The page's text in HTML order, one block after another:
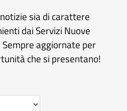
sia di carattere
dai Servizi Nuove
aggiornate per
che si presentano!